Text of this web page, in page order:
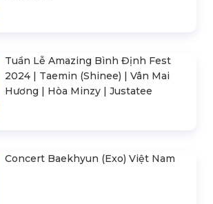
Tuần Lễ Amazing Bình Định Fest
2024 | Taemin (Shinee) | Vân Mai
Hương | Hòa Minzy | Justatee
Concert Baekhyun (Exo) Việt Nam